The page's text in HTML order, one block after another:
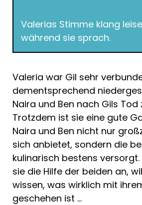
Valerias Stimme klang
während sie sprach.
Valeria war Gil sehr
dementsprechend
Naira und Ben nach Gils Tod
Trotzdem ist sie eine gute
Naira und Ben nicht nur
sich anbietet, sondern die
kulinarisch bestens
sie die Hilfe der beiden an,
wissen, was wirklich mit
geschehen ist …